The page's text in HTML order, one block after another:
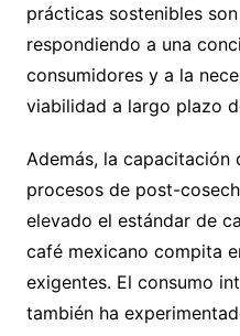
prácticas sostenibles
respondiendo a una
consumidores y a la
viabilidad a largo plazo
Además, la capacitación
procesos de post-
elevado el estándar de
café mexicano compita
exigentes. El consumo
también ha